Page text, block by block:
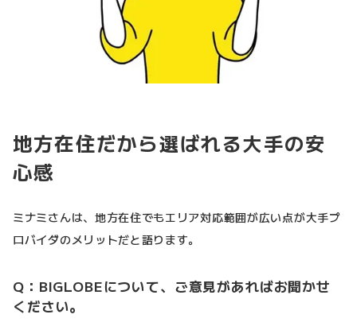
地方在住だから選ばれる大手の安
心感
ミナミさんは、地方在住でもエリア対応範囲が広い点が大手プ
ロバイダのメリットだと語ります。
Q：BIGLOBEについて、ご意見があればお聞かせ
ください。